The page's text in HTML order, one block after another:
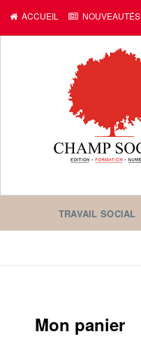
ACCUEIL NOUVEAUTÉS
TRAVAIL SOCIAL
Mon panier